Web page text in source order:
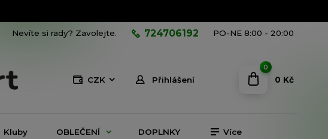
CZK Přihlášení
Nevíte si rady? Zavolejte. 724706192 PO-NE 8:00 - 20:00
0
0 Kč
Kluby OBLEČENÍ DOPLNKY Více